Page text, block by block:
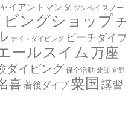
イアントマンタ ジンベイ
スノー
ビングショップチ
ナイトダイビング ビーチダイブ
ールスイム 万座
ダイビング 保全活動 北部 宜野
喜 着後ダイブ 粟国 講習